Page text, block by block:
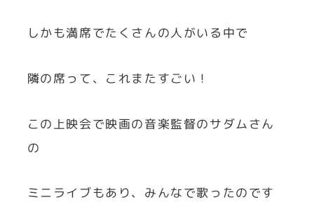
しかも満席でたくさんの人がいる中で
隣の席って、これまたすごい！
この上映会で映画の音楽監督のサダムさん
の
ミニライブもあり、みんなで歌ったのです